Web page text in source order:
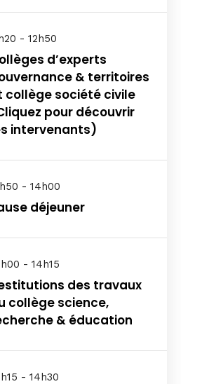
- 12h50
d’experts
& territoires
collège société civile
pour découvrir
intervenants)
- 14h00
déjeuner
- 14h15
des travaux
collège science,
& éducation
- 14h30
EngineeringGrowthPlatform
When